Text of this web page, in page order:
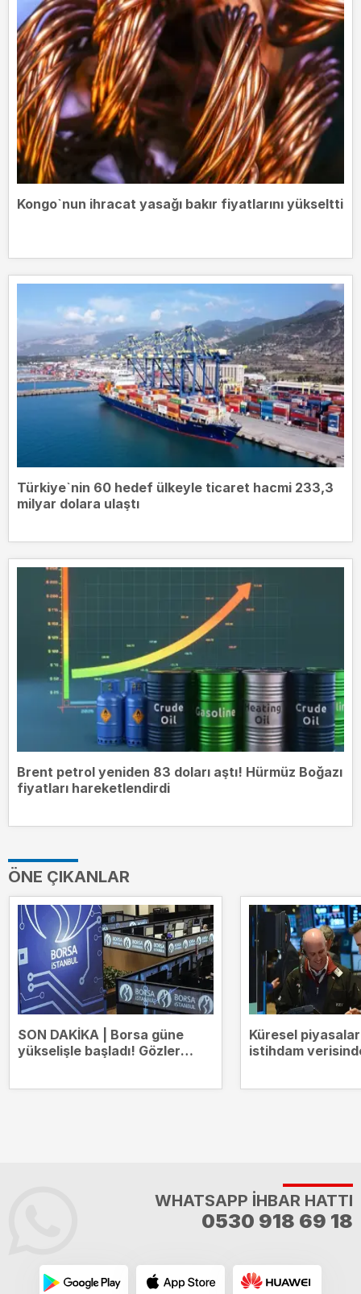
Kongo`nun ihracat yasağı bakır fiyatlarını yükseltti
Türkiye`nin 60 hedef ülkeyle ticaret hacmi 233,3
milyar dolara ulaştı
Brent petrol yeniden 83 doları aştı! Hürmüz Boğazı
fiyatları hareketlendirdi
ÖNE ÇIKANLAR
SON DAKİKA | Borsa güne
yükselişle başladı! Gözler
Küresel
istihdam
WHATSAPP İHBAR HATTI
0530 918 69 18